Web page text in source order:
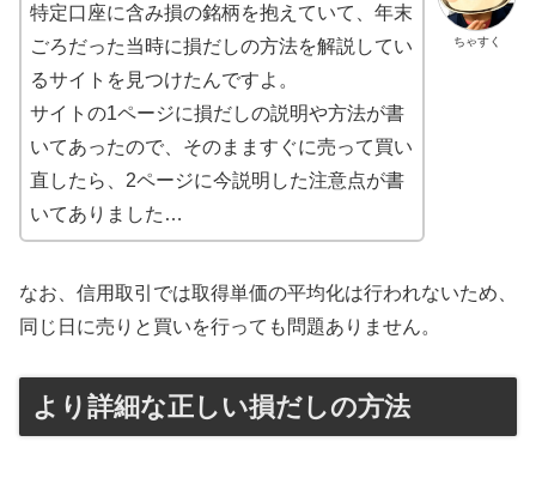
ちゃすく
特定口座に含み損の銘柄を抱えていて、年末
ごろだった当時に損だしの方法を解説してい
るサイトを見つけたんですよ。
サイトの1ページに損だしの説明や方法が書
いてあったので、そのまますぐに売って買い
直したら、2ページに今説明した注意点が書
いてありました…
なお、信用取引では取得単価の平均化は行われないため、
同じ日に売りと買いを行っても問題ありません。
より詳細な正しい損だしの方法